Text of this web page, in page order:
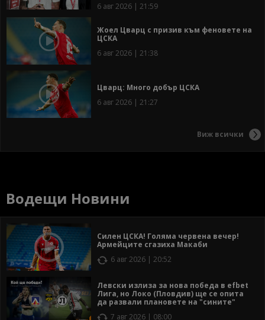
6 авг 2026 | 21:59
Жоел Цварц с призив към феновете на
ЦСКА
6 авг 2026 | 21:38
Цварц: Много добър ЦСКА
6 авг 2026 | 21:27
Виж всички
Водещи Новини
Силен ЦСКА! Голяма червена вечер!
Армейците сгазиха Макаби
6 авг 2026 | 20:52
Левски излиза за нова победа в efbet
Лига, но Локо (Пловдив) ще се опита
да развали плановете на "сините"
7 авг 2026 | 08:00